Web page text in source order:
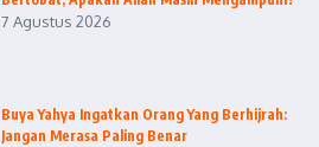
7 Agustus 2026
Buya Yahya Ingatkan Orang Yang Berhijrah:
Jangan Merasa Paling Benar